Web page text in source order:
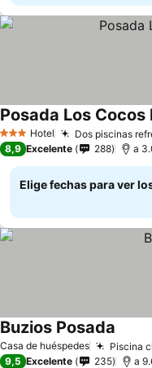
3 Estrellas
Hotel Dos piscinas
Posada Los
8,9 Excelente 288
Elige fechas para ver
Casa de huéspedes Piscina
Buzios Posada
9,5 Excelente 235